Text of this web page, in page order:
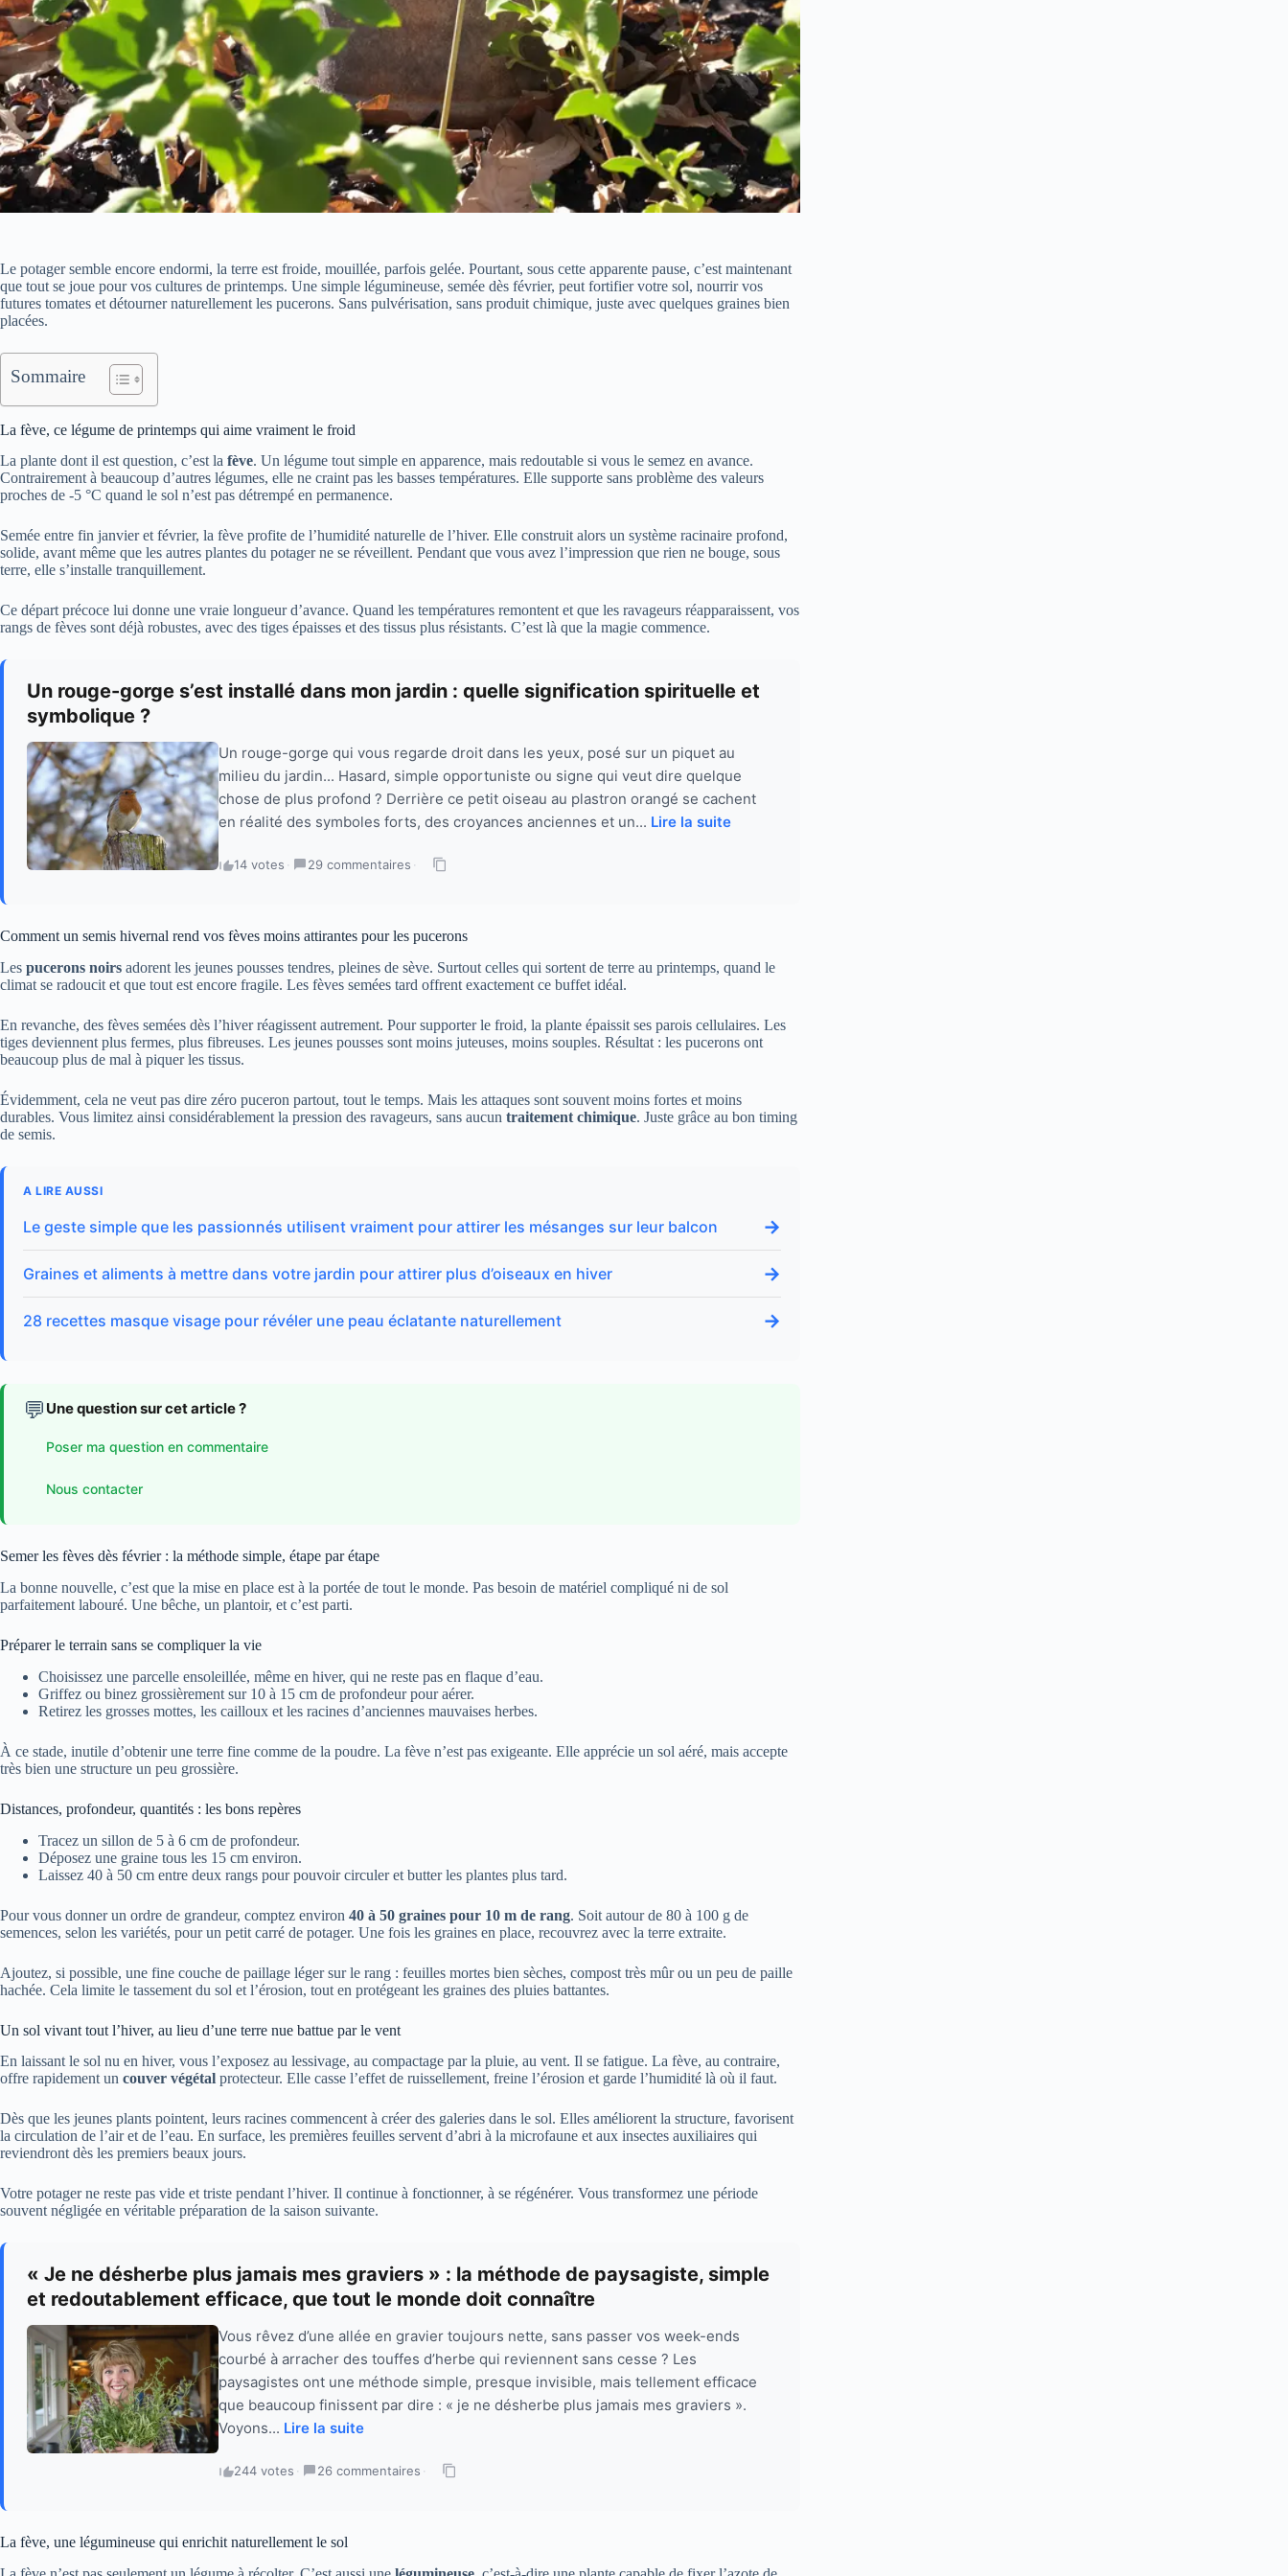
Le potager semble encore endormi, la terre est froide, mouillée, parfois gelée. Pourtant, sous cette apparente pause, c’est maintenant
que tout se joue pour vos cultures de printemps. Une simple légumineuse, semée dès février, peut fortifier votre sol, nourrir vos
futures tomates et détourner naturellement les pucerons. Sans pulvérisation, sans produit chimique, juste avec quelques graines bien
placées.
Sommaire
La fève, ce légume de printemps qui aime vraiment le froid
La plante dont il est question, c’est la fève. Un légume tout simple en apparence, mais redoutable si vous le semez en avance.
Contrairement à beaucoup d’autres légumes, elle ne craint pas les basses températures. Elle supporte sans problème des valeurs
proches de -5 °C quand le sol n’est pas détrempé en permanence.
Semée entre fin janvier et février, la fève profite de l’humidité naturelle de l’hiver. Elle construit alors un système racinaire profond,
solide, avant même que les autres plantes du potager ne se réveillent. Pendant que vous avez l’impression que rien ne bouge, sous
terre, elle s’installe tranquillement.
Ce départ précoce lui donne une vraie longueur d’avance. Quand les températures remontent et que les ravageurs réapparaissent, vos
rangs de fèves sont déjà robustes, avec des tiges épaisses et des tissus plus résistants. C’est là que la magie commence.
Un rouge-gorge s’est installé dans mon jardin : quelle signification spirituelle et
symbolique ?
Un rouge-gorge qui vous regarde droit dans les yeux, posé sur un piquet au
milieu du jardin... Hasard, simple opportuniste ou signe qui veut dire quelque
chose de plus profond ? Derrière ce petit oiseau au plastron orangé se cachent
en réalité des symboles forts, des croyances anciennes et un... Lire la suite
14 votes · 29 commentaires ·
Comment un semis hivernal rend vos fèves moins attirantes pour les pucerons
Les pucerons noirs adorent les jeunes pousses tendres, pleines de sève. Surtout celles qui sortent de terre au printemps, quand le
climat se radoucit et que tout est encore fragile. Les fèves semées tard offrent exactement ce buffet idéal.
En revanche, des fèves semées dès l’hiver réagissent autrement. Pour supporter le froid, la plante épaissit ses parois cellulaires. Les
tiges deviennent plus fermes, plus fibreuses. Les jeunes pousses sont moins juteuses, moins souples. Résultat : les pucerons ont
beaucoup plus de mal à piquer les tissus.
Évidemment, cela ne veut pas dire zéro puceron partout, tout le temps. Mais les attaques sont souvent moins fortes et moins
durables. Vous limitez ainsi considérablement la pression des ravageurs, sans aucun traitement chimique. Juste grâce au bon timing
de semis.
A LIRE AUSSI
Le geste simple que les passionnés utilisent vraiment pour attirer les mésanges sur leur balcon →
Graines et aliments à mettre dans votre jardin pour attirer plus d’oiseaux en hiver →
28 recettes masque visage pour révéler une peau éclatante naturellement →
💬 Une question sur cet article ?
Poser ma question en commentaire
Nous contacter
Semer les fèves dès février : la méthode simple, étape par étape
La bonne nouvelle, c’est que la mise en place est à la portée de tout le monde. Pas besoin de matériel compliqué ni de sol
parfaitement labouré. Une bêche, un plantoir, et c’est parti.
Préparer le terrain sans se compliquer la vie
Choisissez une parcelle ensoleillée, même en hiver, qui ne reste pas en flaque d’eau.
Griffez ou binez grossièrement sur 10 à 15 cm de profondeur pour aérer.
Retirez les grosses mottes, les cailloux et les racines d’anciennes mauvaises herbes.
À ce stade, inutile d’obtenir une terre fine comme de la poudre. La fève n’est pas exigeante. Elle apprécie un sol aéré, mais accepte
très bien une structure un peu grossière.
Distances, profondeur, quantités : les bons repères
Tracez un sillon de 5 à 6 cm de profondeur.
Déposez une graine tous les 15 cm environ.
Laissez 40 à 50 cm entre deux rangs pour pouvoir circuler et butter les plantes plus tard.
Pour vous donner un ordre de grandeur, comptez environ 40 à 50 graines pour 10 m de rang. Soit autour de 80 à 100 g de
semences, selon les variétés, pour un petit carré de potager. Une fois les graines en place, recouvrez avec la terre extraite.
Ajoutez, si possible, une fine couche de paillage léger sur le rang : feuilles mortes bien sèches, compost très mûr ou un peu de paille
hachée. Cela limite le tassement du sol et l’érosion, tout en protégeant les graines des pluies battantes.
Un sol vivant tout l’hiver, au lieu d’une terre nue battue par le vent
En laissant le sol nu en hiver, vous l’exposez au lessivage, au compactage par la pluie, au vent. Il se fatigue. La fève, au contraire,
offre rapidement un couver végétal protecteur. Elle casse l’effet de ruissellement, freine l’érosion et garde l’humidité là où il faut.
Dès que les jeunes plants pointent, leurs racines commencent à créer des galeries dans le sol. Elles améliorent la structure, favorisent
la circulation de l’air et de l’eau. En surface, les premières feuilles servent d’abri à la microfaune et aux insectes auxiliaires qui
reviendront dès les premiers beaux jours.
Votre potager ne reste pas vide et triste pendant l’hiver. Il continue à fonctionner, à se régénérer. Vous transformez une période
souvent négligée en véritable préparation de la saison suivante.
« Je ne désherbe plus jamais mes graviers » : la méthode de paysagiste, simple
et redoutablement efficace, que tout le monde doit connaître
Vous rêvez d’une allée en gravier toujours nette, sans passer vos week-ends
courbé à arracher des touffes d’herbe qui reviennent sans cesse ? Les
paysagistes ont une méthode simple, presque invisible, mais tellement efficace
que beaucoup finissent par dire : « je ne désherbe plus jamais mes graviers ».
Voyons... Lire la suite
244 votes · 26 commentaires ·
La fève, une légumineuse qui enrichit naturellement le sol